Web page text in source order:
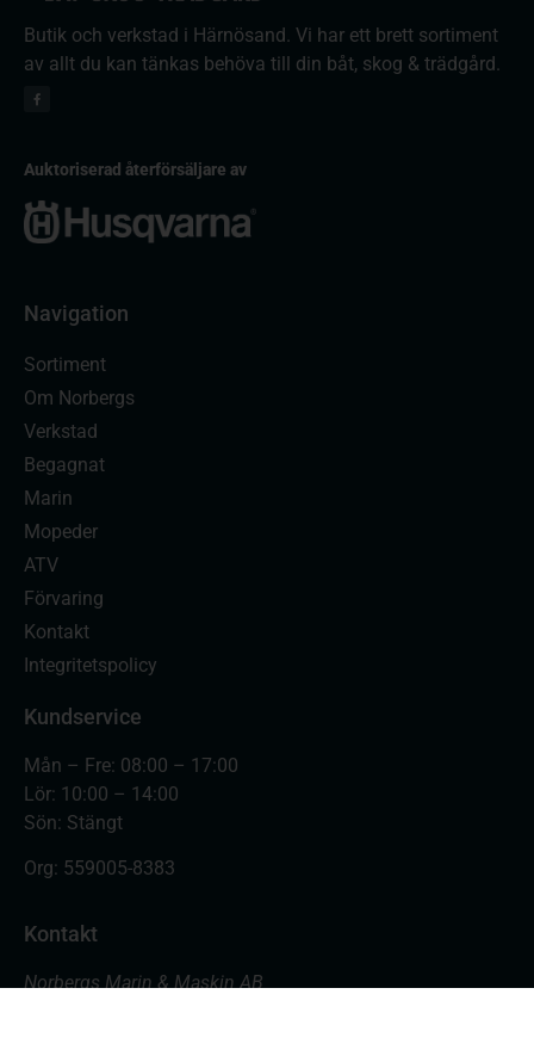
Butik och verkstad i Härnösand. Vi har ett brett sortiment
av allt du kan tänkas behöva till din båt, skog & trädgård.
Auktoriserad återförsäljare av
Navigation
Sortiment
Om Norbergs
Verkstad
Begagnat
Marin
Mopeder
ATV
Förvaring
Kontakt
Integritetspolicy
Kundservice
Mån – Fre: 08:00 – 17:00
Lör: 10:00 – 14:00
Sön: Stängt
Org: 559005-8383
Kontakt
Norbergs Marin & Maskin AB